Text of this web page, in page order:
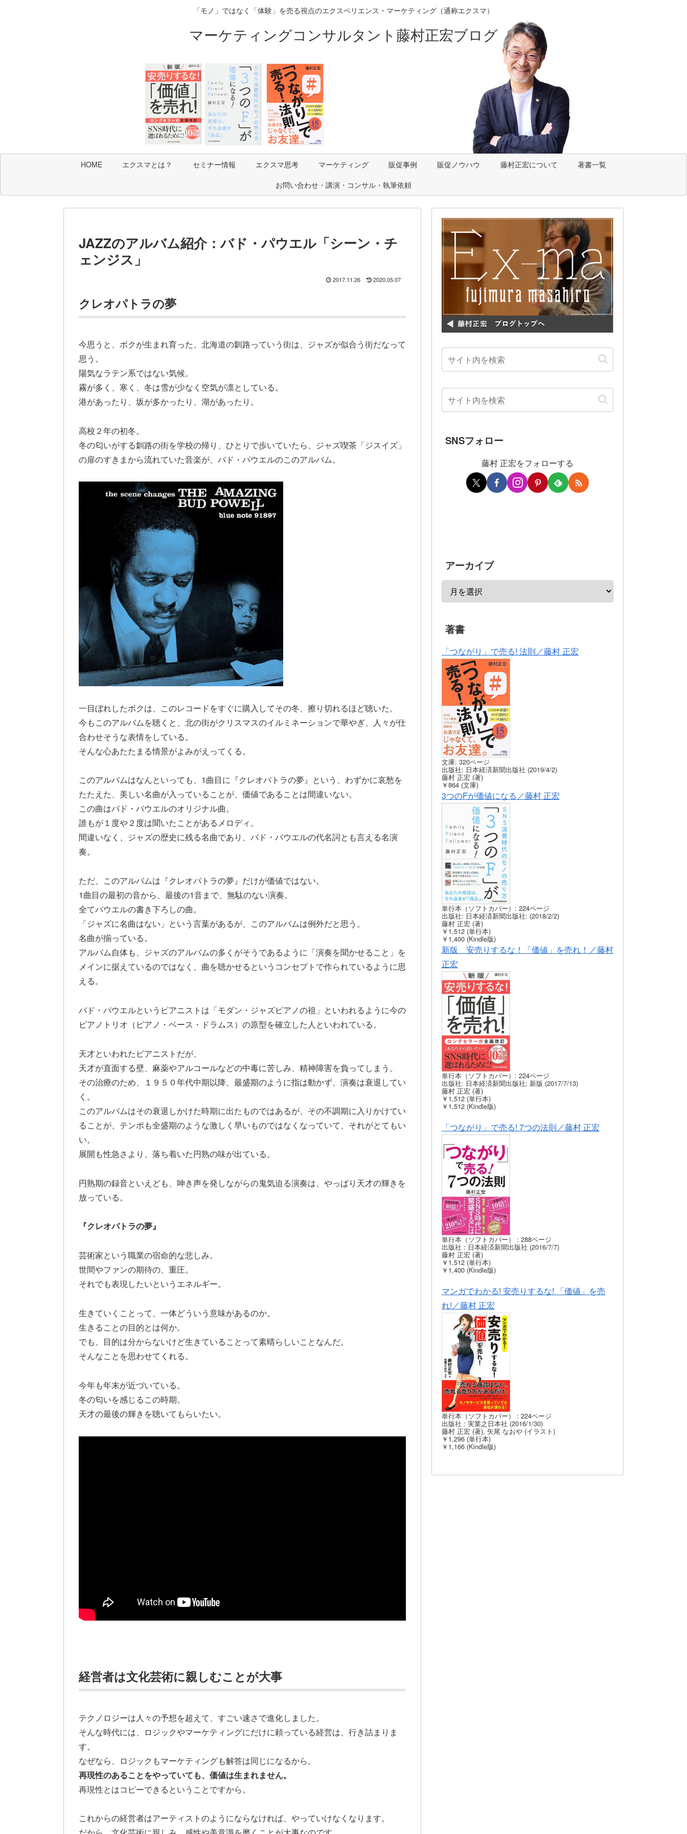
「モノ」ではなく「体験」を売る視点のエクスペリエンス・マーケティング（通称エクスマ）
マーケティングコンサルタント藤村正宏ブログ
HOME エクスマとは？ セミナー情報 エクスマ思考 マーケティング 販促事例 販促ノウハウ 藤村正宏について
著書一覧
お問い合わせ・講演・コンサル・執筆依頼
JAZZのアルバム紹介：バド・パウエル「シーン・チ
ェンジス」
2017.11.26 2020.05.07
クレオパトラの夢
今思うと、ボクが生まれ育った、北海道の釧路っていう街は、ジャズが似合う街だなって
思う。
陽気なラテン系ではない気候。
霧が多く、寒く、冬は雪が少なく空気が凛としている。
港があったり、坂が多かったり、湖があったり。
高校２年の初冬。
冬の匂いがする釧路の街を学校の帰り、ひとりで歩いていたら、ジャズ喫茶「ジスイズ」
の扉のすきまから流れていた音楽が、バド・パウエルのこのアルバム。
一目ぼれしたボクは、このレコードをすぐに購入してその冬、擦り切れるほど聴いた。
今もこのアルバムを聴くと、北の街がクリスマスのイルミネーションで華やぎ、人々が仕
合わせそうな表情をしている。
そんな心あたたまる情景がよみがえってくる。
このアルバムはなんといっても、1曲目に『クレオパトラの夢』という、わずかに哀愁を
たたえた、美しい名曲が入っていることが、価値であることは間違いない。
この曲はバド・パウエルのオリジナル曲。
誰もが１度や２度は聞いたことがあるメロディ。
間違いなく、ジャズの歴史に残る名曲であり、バド・パウエルの代名詞とも言える名演
奏。
ただ、このアルバムは『クレオパトラの夢』だけが価値ではない。
1曲目の最初の音から、最後の1音まで、無駄のない演奏。
全てパウエルの書き下ろしの曲。
「ジャズに名曲はない」という言葉があるが、このアルバムは例外だと思う。
名曲が揃っている。
アルバム自体も、ジャズのアルバムの多くがそうであるように「演奏を聞かせること」を
メインに据えているのではなく、曲を聴かせるというコンセプトで作られているように思
える。
バド・パウエルというピアニストは「モダン・ジャズピアノの祖」といわれるように今の
ピアノトリオ（ピアノ・ベース・ドラムス）の原型を確立した人といわれている。
天才といわれたピアニストだが、
天才が直面する壁、麻薬やアルコールなどの中毒に苦しみ、精神障害を負ってしまう。
その治療のため、１９５０年代中期以降、最盛期のように指は動かず、演奏は衰退してい
く。
このアルバムはその衰退しかけた時期に出たものではあるが、その不調期に入りかけてい
ることが、テンポも全盛期のような激しく早いものではなくなっていて、それがとてもい
い。
展開も性急さより、落ち着いた円熟の味が出ている。
円熟期の録音といえども、呻き声を発しながらの鬼気迫る演奏は、やっぱり天才の輝きを
放っている。
『クレオパトラの夢』
芸術家という職業の宿命的な悲しみ。
世間やファンの期待の、重圧。
それでも表現したいというエネルギー。
生きていくことって、一体どういう意味があるのか。
生きることの目的とは何か。
でも、目的は分からないけど生きていることって素晴らしいことなんだ。
そんなことを思わせてくれる。
今年も年末が近づいている。
冬の匂いを感じるこの時期。
天才の最後の輝きを聴いてもらいたい。
経営者は文化芸術に親しむことが大事
テクノロジーは人々の予想を超えて、すごい速さで進化しました。
そんな時代には、ロジックやマーケティングにだけに頼っている経営は、行き詰まりま
す。
なぜなら、ロジックもマーケティングも解答は同じになるから。
再現性のあることをやっていても、価値は生まれません。
再現性とはコピーできるということですから。
これからの経営者はアーティストのようにならなければ、やっていけなくなります。
SNSフォロー
藤村 正宏をフォローする
アーカイブ
著書
「つながり」で売る! 法則／藤村 正宏
文庫: 320ページ
出版社: 日本経済新聞出版社 (2019/4/2)
藤村 正宏 (著)
￥864 (文庫)
3つのFが価値になる／藤村 正宏
単行本（ソフトカバー）: 224ページ
出版社: 日本経済新聞出版社: (2018/2/2)
藤村 正宏 (著)
￥1,512 (単行本)
￥1,400 (Kindle版)
新版 安売りするな！「価値」を売れ！／藤村
正宏
単行本（ソフトカバー）: 224ページ
出版社: 日本経済新聞出版社; 新版 (2017/7/13)
藤村 正宏 (著)
￥1,512 (単行本)
￥1,512 (Kindle版)
「つながり」で売る! 7つの法則／藤村 正宏
単行本（ソフトカバー） : 288ページ
出版社 : 日本経済新聞出版社 (2016/7/7)
藤村 正宏 (著)
￥1,512 (単行本)
￥1,400 (Kindle版)
マンガでわかる! 安売りするな! 「価値」を売
れ!／藤村 正宏
単行本（ソフトカバー） : 224ページ
出版社 : 実業之日本社 (2016/1/30)
藤村 正宏 (著), 矢尾 なおや (イラスト)
￥1,296 (単行本)
￥1,166 (Kindle版)